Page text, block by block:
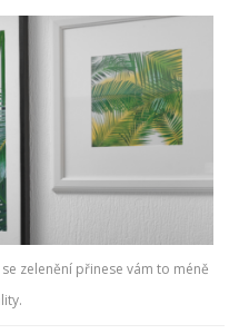
zelenění přinese vám to méně